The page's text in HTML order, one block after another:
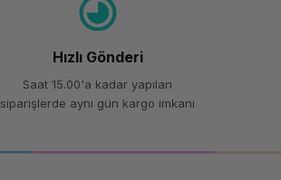
Hızlı Gönderi
Saat 15.00'a kadar yapılan
siparişlerde aynı gün kargo imkanı